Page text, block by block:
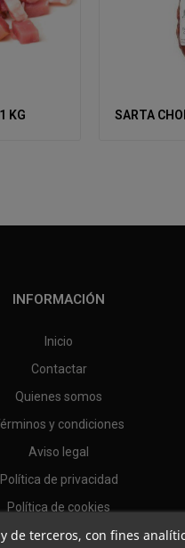
KG SARTA
INFORMACIÓN
Inicio
Contactar
Quienes somos
y condiciones
Aviso legal
Política de privacidad
Política de cookies
de terceros, con fines